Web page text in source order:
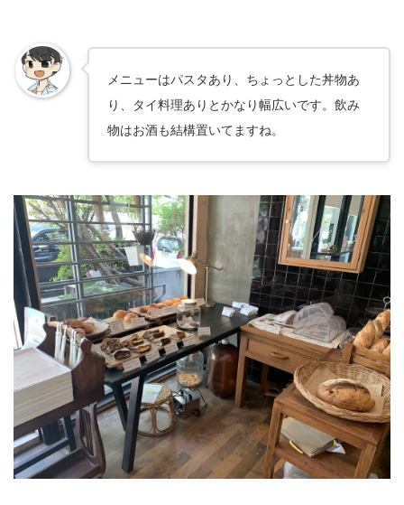
メニューはパスタあり、ちょっとした丼物あ
り、タイ料理ありとかなり幅広いです。飲み
物はお酒も結構置いてますね。